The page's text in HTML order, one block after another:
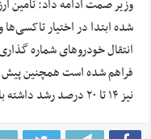
وزیر صمت ادامه داد: تامین
شده ابتدا در اختیار
انتقال خودروهای شماره
فراهم شده است همچنین پیش
نیز ۱۴ تا ۲۰ درصد رشد داشته باشد.